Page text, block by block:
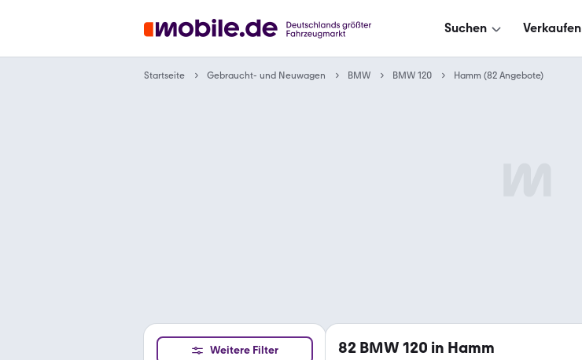
Suchen Verkaufen
Startseite Gebraucht- und Neuwagen BMW BMW 120 Hamm (82 Angebote)
Weitere Filter 82 BMW 120 in Hamm